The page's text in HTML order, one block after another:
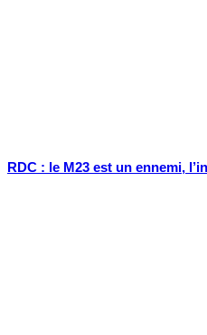
RDC : le M23 est un ennemi,